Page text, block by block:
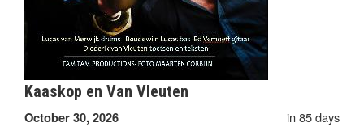
Kaaskop en Van Vleuten
October 30, 2026
in 85 days